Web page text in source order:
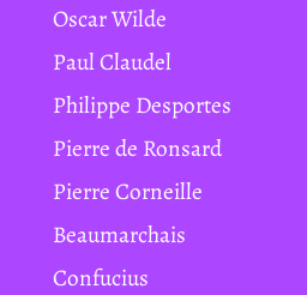
Oscar Wilde
Paul Claudel
Philippe Desportes
Pierre de Ronsard
Pierre Corneille
Beaumarchais
Confucius